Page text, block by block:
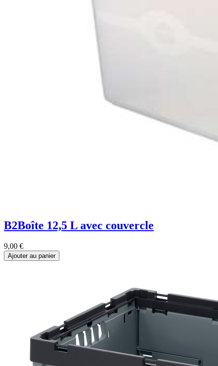
B2Boîte 12,5 L avec couvercle
9,00 €
Ajouter au panier